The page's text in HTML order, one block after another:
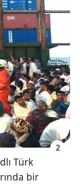
2
Türk
bir